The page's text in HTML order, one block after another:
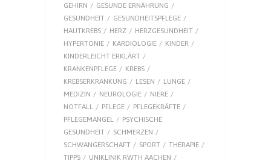
GEHIRN
GESUNDE ERNÄHRUNG
GESUNDHEIT
GESUNDHEITSPFLEGE
HAUTKREBS
HERZ
HERZGESUNDHEIT
HYPERTONIE
KARDIOLOGIE
KINDER
KINDERLEICHT ERKLÄRT
KRANKENPFLEGE
KREBS
KREBSERKRANKUNG
LESEN
LUNGE
MEDIZIN
NEUROLOGIE
NIERE
NOTFALL
PFLEGE
PFLEGEKRÄFTE
PFLEGEMANGEL
PSYCHISCHE
GESUNDHEIT
SCHMERZEN
SCHWANGERSCHAFT
SPORT
THERAPIE
TIPPS
UNIKLINIK RWTH AACHEN